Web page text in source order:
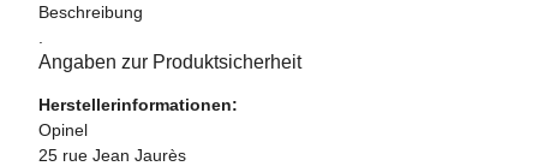
Beschreibung
Angaben zur Produktsicherheit
Herstellerinformationen:
Opinel
25 rue Jean Jaurès